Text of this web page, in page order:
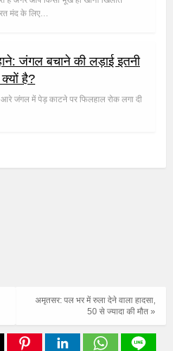
मंद के लिए…
जंगल बचाने की लड़ाई इतनी
है?
आरे जंगल में पेड़ काटने पर फिलहाल रोक लगा दी
अमृतसर: पल भर में रुला देने वाला हादसा,
50 से ज्यादा की मौत »